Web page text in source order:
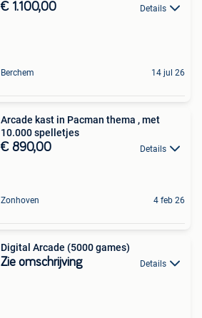
€ 1.100,00 Details
Berchem 14 jul 26
Arcade kast in Pacman thema , met
10.000 spelletjes
€ 890,00 Details
Zonhoven 4 feb 26
Digital Arcade (5000 games)
Zie omschrijving Details